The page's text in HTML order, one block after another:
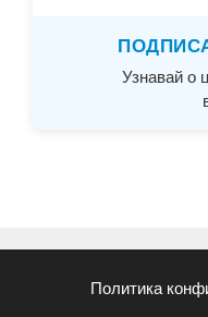
Узнавай о
Политика